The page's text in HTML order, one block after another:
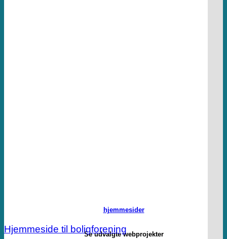
hjemmesider
Se udvalgte webprojekter
Hjemmeside til boligforening